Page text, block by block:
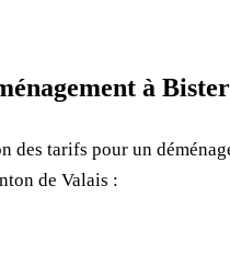
à Bister
des tarifs pour un
de Valais :